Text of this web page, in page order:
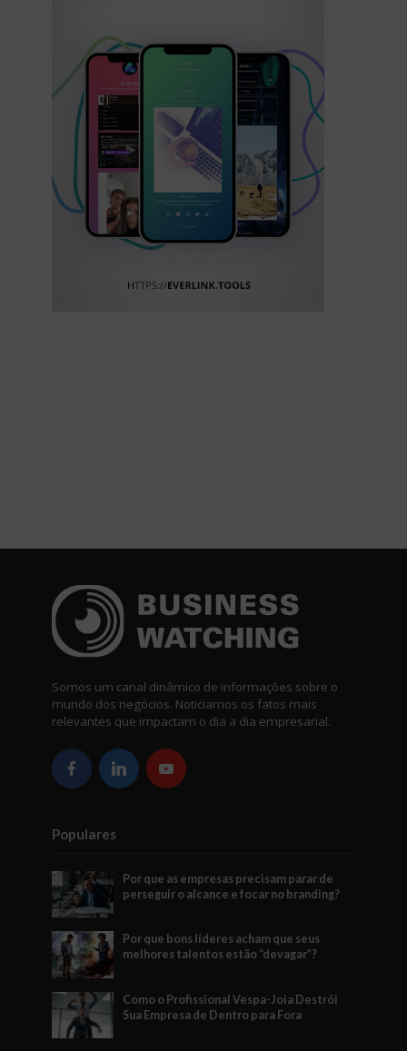
Somos um canal dinâmico de informações sobre o
mundo dos negócios. Noticiamos os fatos mais
relevantes que impactam o dia a dia empresarial.
Populares
Por que as empresas precisam parar de
perseguir o alcance e focar no branding?
Por que bons líderes acham que seus
melhores talentos estão “devagar”?
Como o Profissional Vespa-Joia Destrói
Sua Empresa de Dentro para Fora